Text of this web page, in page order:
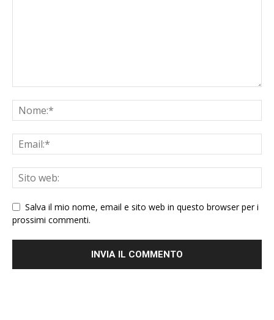
Salva il mio nome, email e sito web in questo browser per i
prossimi commenti.